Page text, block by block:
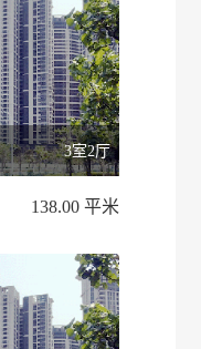
3室2厅
138.00 平米